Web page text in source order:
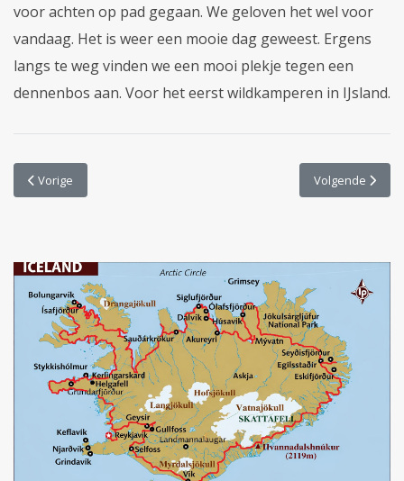
voor achten op pad gegaan. We geloven het wel voor
vandaag. Het is weer een mooie dag geweest. Ergens
langs te weg vinden we een mooi plekje tegen een
dennenbos aan. Voor het eerst wildkamperen in IJsland.
Vorig artikel: Dag 16 | Reykhólar naar Grundarfjörður
Vorige Volgende
Volgende